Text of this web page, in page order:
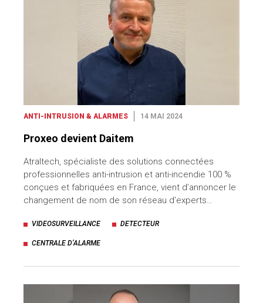
ANTI-INTRUSION & ALARMES 14 MAI 2024
Proxeo devient Daitem
Atraltech, spécialiste des solutions connectées
professionnelles anti-intrusion et anti-incendie 100 %
conçues et fabriquées en France, vient d’annoncer le
changement de nom de son réseau d’experts…
VIDEOSURVEILLANCE DETECTEUR
CENTRALE D’ALARME